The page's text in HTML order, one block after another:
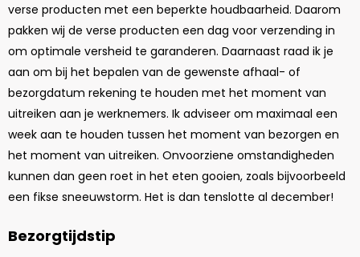
verse producten met een beperkte houdbaarheid. Daarom
pakken wij de verse producten een dag voor verzending in
om optimale versheid te garanderen. Daarnaast raad ik je
aan om bij het bepalen van de gewenste afhaal- of
bezorgdatum rekening te houden met het moment van
uitreiken aan je werknemers. Ik adviseer om maximaal een
week aan te houden tussen het moment van bezorgen en
het moment van uitreiken. Onvoorziene omstandigheden
kunnen dan geen roet in het eten gooien, zoals bijvoorbeeld
een fikse sneeuwstorm. Het is dan tenslotte al december!
Bezorgtijdstip